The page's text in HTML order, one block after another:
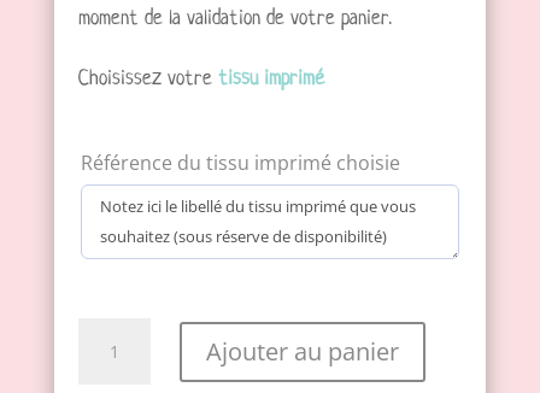
moment de la validation de votre panier.
Choisissez votre tissu imprimé
Référence du tissu imprimé choisie
Ajouter au panier